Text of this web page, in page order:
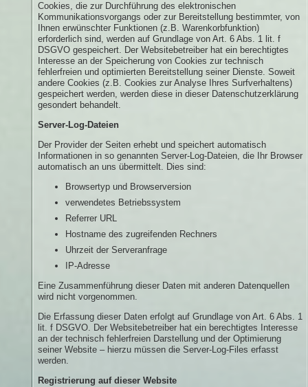
Cookies, die zur Durchführung des elektronischen
Kommunikationsvorgangs oder zur Bereitstellung bestimmter, von
Ihnen erwünschter Funktionen (z.B. Warenkorbfunktion)
erforderlich sind, werden auf Grundlage von Art. 6 Abs. 1 lit. f
DSGVO gespeichert. Der Websitebetreiber hat ein berechtigtes
Interesse an der Speicherung von Cookies zur technisch
fehlerfreien und optimierten Bereitstellung seiner Dienste. Soweit
andere Cookies (z.B. Cookies zur Analyse Ihres Surfverhaltens)
gespeichert werden, werden diese in dieser Datenschutzerklärung
gesondert behandelt.
Server-Log-Dateien
Der Provider der Seiten erhebt und speichert automatisch
Informationen in so genannten Server-Log-Dateien, die Ihr Browser
automatisch an uns übermittelt. Dies sind:
Browsertyp und Browserversion
verwendetes Betriebssystem
Referrer URL
Hostname des zugreifenden Rechners
Uhrzeit der Serveranfrage
IP-Adresse
Eine Zusammenführung dieser Daten mit anderen Datenquellen
wird nicht vorgenommen.
Die Erfassung dieser Daten erfolgt auf Grundlage von Art. 6 Abs. 1
lit. f DSGVO. Der Websitebetreiber hat ein berechtigtes Interesse
an der technisch fehlerfreien Darstellung und der Optimierung
seiner Website – hierzu müssen die Server-Log-Files erfasst
werden.
Registrierung auf dieser Website